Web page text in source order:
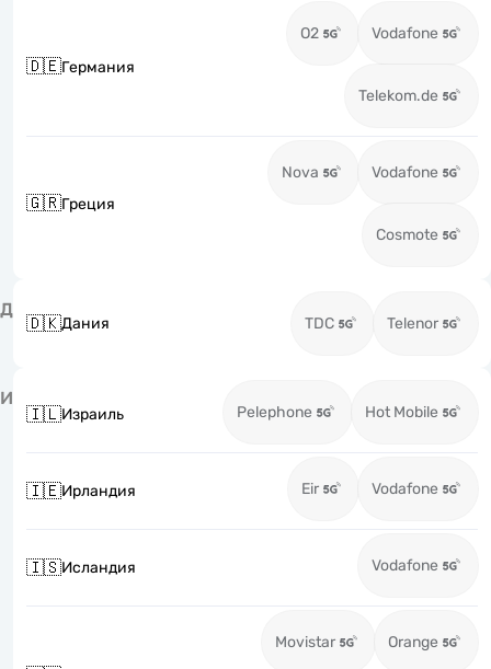
🇩🇪Германия
O2 Vodafone
Telekom.de
🇬🇷Греция
Nova Vodafone
Cosmote
Д
🇩🇰Дания TDC Telenor
И
🇮🇱Израиль Pelephone Hot Mobile
🇮🇪Ирландия Eir Vodafone
🇮🇸Исландия Vodafone
Movistar Orange